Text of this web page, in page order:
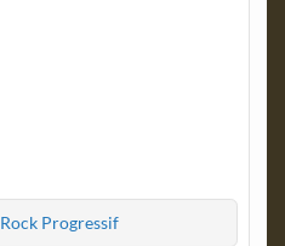
Rock Progressif